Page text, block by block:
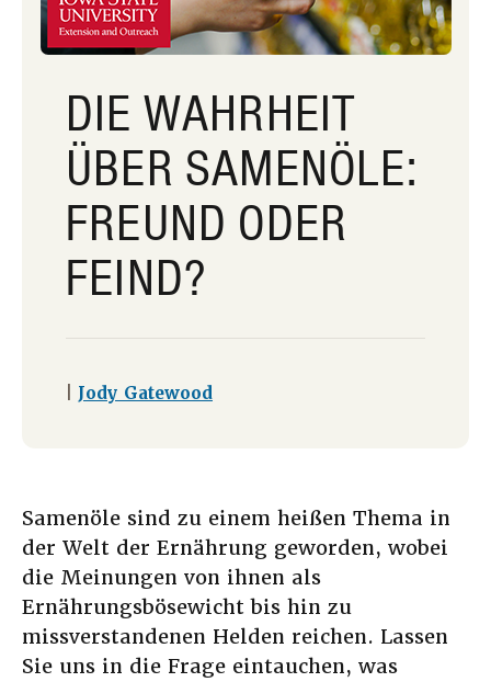
DIE WAHRHEIT
ÜBER SAMENÖLE:
FREUND ODER
FEIND?
Jody Gatewood
Samenöle sind zu einem heißen Thema in
der Welt der Ernährung geworden, wobei
die Meinungen von ihnen als
Ernährungsbösewicht bis hin zu
missverstandenen Helden reichen. Lassen
Sie uns in die Frage eintauchen, was